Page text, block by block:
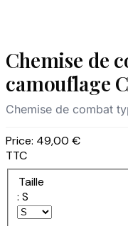
Chemise de
camouflage
Chemise de combat
Price: 49,00 €
TTC
Taille
: S